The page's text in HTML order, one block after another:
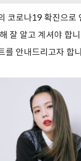
코로나19 확진으로
잘 알고 계셔야 합
를 안내드리고자 합